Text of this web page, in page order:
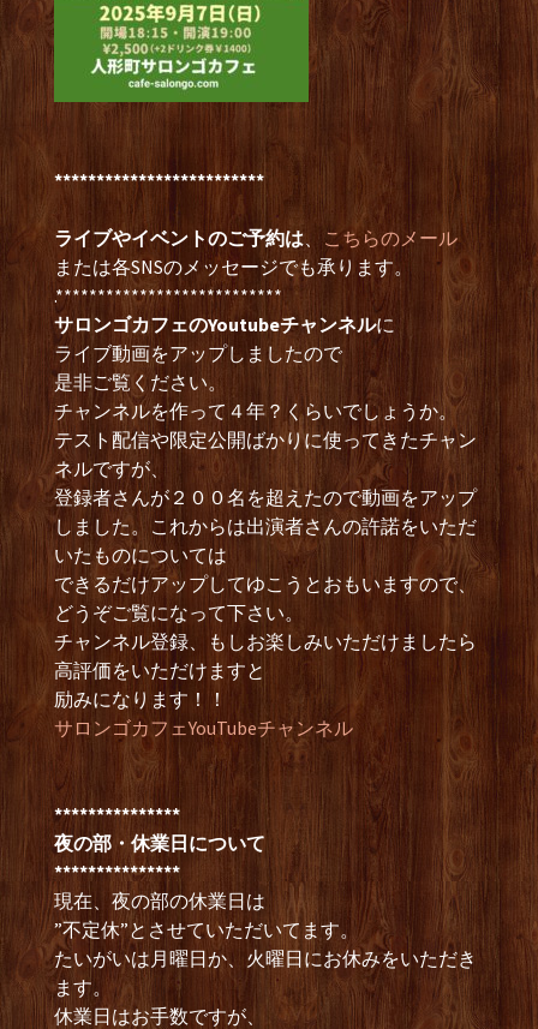
*************************
ライブやイベントのご予約は、 こちらのメール
または各SNSのメッセージでも承ります。
.***************************
サロンゴカフェのYoutubeチャンネルに
ライブ動画をアップしましたので
是非ご覧ください。
チャンネルを作って４年？くらいでしょうか。
テスト配信や限定公開ばかりに使ってきたチャン
ネルですが、
登録者さんが２００名を超えたので動画をアップ
しました。これからは出演者さんの許諾をいただ
いたものについては
できるだけアップしてゆこうとおもいますので、
どうぞご覧になって下さい。
チャンネル登録、もしお楽しみいただけましたら
高評価をいただけますと
励みになります！！
サロンゴカフェYouTubeチャンネル
***************
夜の部・休業日について
***************
現在、夜の部の休業日は
”不定休”とさせていただいてます。
たいがいは月曜日か、火曜日にお休みをいただき
ます。
休業日はお手数ですが、